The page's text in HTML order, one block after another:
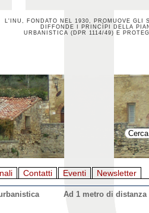
L'INU, FONDATO NEL 1930, PROMUOVE GLI
DIFFONDE I PRINCÌPI DELLA
URBANISTICA (DPR 1114/49) E
Contatti Eventi Newsletter
Ad 1 metro di distanza